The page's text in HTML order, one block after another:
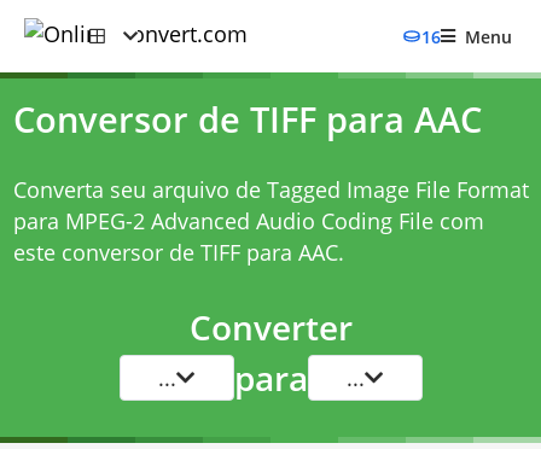
16 Menu
Conversor de TIFF para AAC
Converta seu arquivo de Tagged Image File Format
para MPEG-2 Advanced Audio Coding File com
este conversor de TIFF para AAC.
Converter
... para ...